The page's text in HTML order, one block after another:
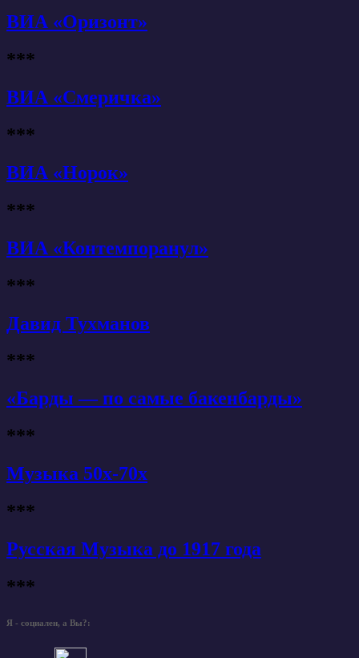
ВИА «Оризонт»
***
ВИА «Смеричка»
***
ВИА «Норок»
***
ВИА «Контемпоранул»
***
Давид Тухманов
***
«Барды — по самые бакенбарды»
***
Музыка 50х-70х
***
Русская Музыка до 1917 года
***
Я - социален, а Вы?: